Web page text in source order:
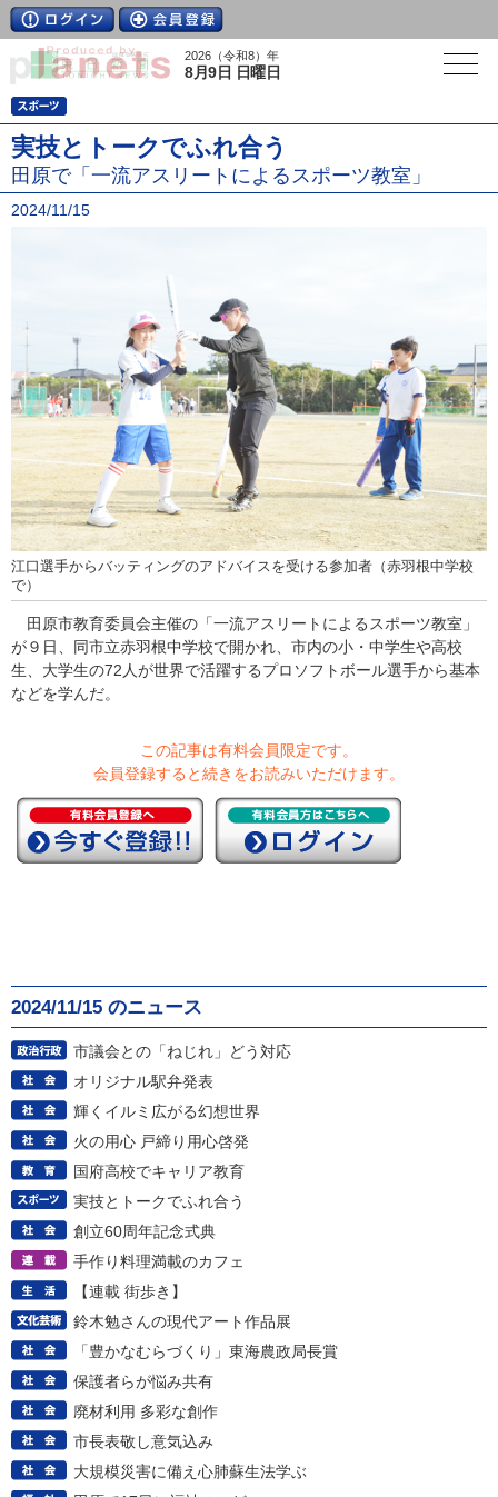
2026（令和8）年
8月9日 日曜日
実技とトークでふれ合う
田原で「一流アスリートによるスポーツ教室」
2024/11/15
江口選手からバッティングのアドバイスを受ける参加者（赤羽根中学校
で）
田原市教育委員会主催の「一流アスリートによるスポーツ教室」
が９日、同市立赤羽根中学校で開かれ、市内の小・中学生や高校
生、大学生の72人が世界で活躍するプロソフトボール選手から基本
などを学んだ。
この記事は有料会員限定です。
会員登録すると続きをお読みいただけます。
2024/11/15 のニュース
市議会との「ねじれ」どう対応
オリジナル駅弁発表
輝くイルミ広がる幻想世界
火の用心 戸締り用心啓発
国府高校でキャリア教育
実技とトークでふれ合う
創立60周年記念式典
手作り料理満載のカフェ
【連載 街歩き】
鈴木勉さんの現代アート作品展
「豊かなむらづくり」東海農政局長賞
保護者らが悩み共有
廃材利用 多彩な創作
市長表敬し意気込み
大規模災害に備え心肺蘇生法学ぶ